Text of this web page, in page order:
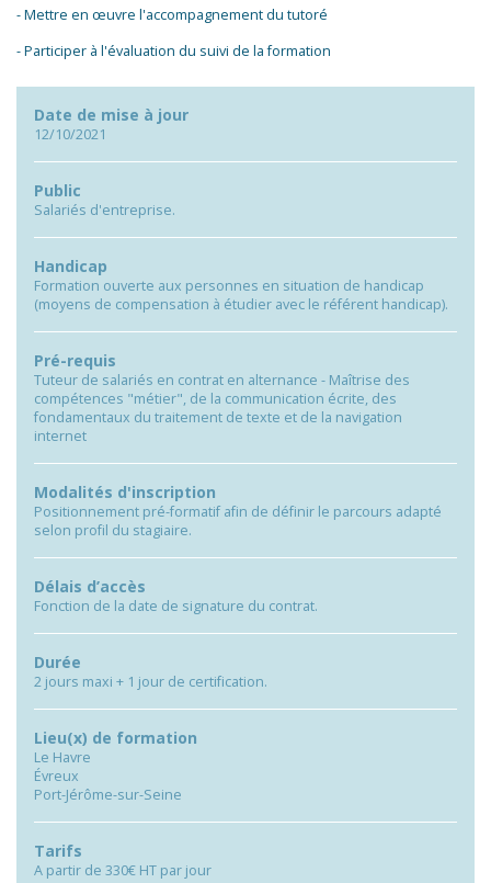
- Mettre en œuvre l'accompagnement du tutoré
- Participer à l'évaluation du suivi de la formation
Date de mise à jour
12/10/2021
Public
Salariés d'entreprise.
Handicap
Formation ouverte aux personnes en situation de handicap
(moyens de compensation à étudier avec le référent handicap).
Pré-requis
Tuteur de salariés en contrat en alternance - Maîtrise des
compétences "métier", de la communication écrite, des
fondamentaux du traitement de texte et de la navigation
internet
Modalités d'inscription
Positionnement pré-formatif afin de définir le parcours adapté
selon profil du stagiaire.
Délais d’accès
Fonction de la date de signature du contrat.
Durée
2 jours maxi + 1 jour de certification.
Lieu(x) de formation
Le Havre
Évreux
Port-Jérôme-sur-Seine
Tarifs
A partir de 330€ HT par jour